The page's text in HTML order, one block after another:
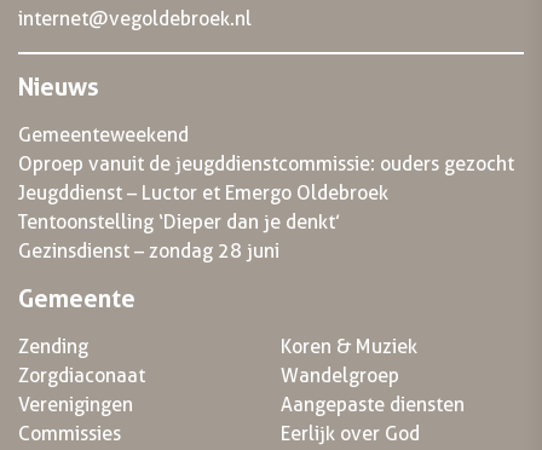
internet@vegoldebroek.nl
Nieuws
Gemeenteweekend
Oproep vanuit de jeugddienstcommissie: ouders gezocht
Jeugddienst – Luctor et Emergo Oldebroek
Tentoonstelling ‘Dieper dan je denkt’
Gezinsdienst – zondag 28 juni
Gemeente
Zending
Zorgdiaconaat
Verenigingen
Commissies
Koren & Muziek
Wandelgroep
Aangepaste diensten
Eerlijk over God